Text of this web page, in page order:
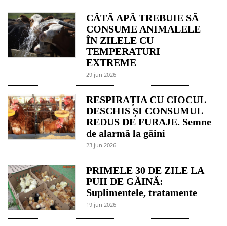
CÂTĂ APĂ TREBUIE SĂ
CONSUME ANIMALELE
ÎN ZILELE CU
TEMPERATURI
EXTREME
29 jun 2026
RESPIRAȚIA CU CIOCUL
DESCHIS ȘI CONSUMUL
REDUS DE FURAJE. Semne
de alarmă la găini
23 jun 2026
PRIMELE 30 DE ZILE LA
PUII DE GĂINĂ:
Suplimentele, tratamente
19 jun 2026